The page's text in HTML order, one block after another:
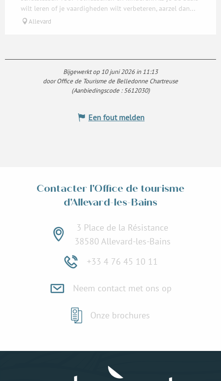
wilt leren of je vaardigheden wilt verbeteren, aarzel dan...
Allevard
Bijgewerkt op 10 juni 2026 in 11:13
door Office de Tourisme de Belledonne Chartreuse
(Aanbiedingscode :5612030)
Een fout melden
Contacter l'Office de tourisme
d'Allevard-les-Bains
3 Place de la Résistance
38580 Allevard-les-Bains
+33 4 76 45 10 11
Neem contact met ons op
Onze brochures